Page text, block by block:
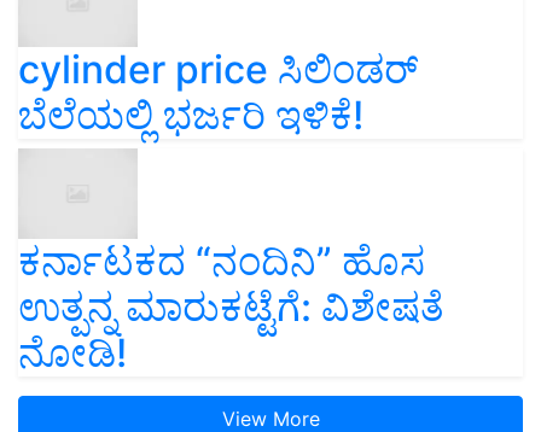
cylinder price ಸಿಲಿಂಡರ್‌
ಬೆಲೆಯಲ್ಲಿ ಭರ್ಜರಿ ಇಳಿಕೆ!
ಕರ್ನಾಟಕದ “ನಂದಿನಿ” ಹೊಸ
ಉತ್ಪನ್ನ ಮಾರುಕಟ್ಟೆಗೆ: ವಿಶೇಷತೆ
ನೋಡಿ!
View More